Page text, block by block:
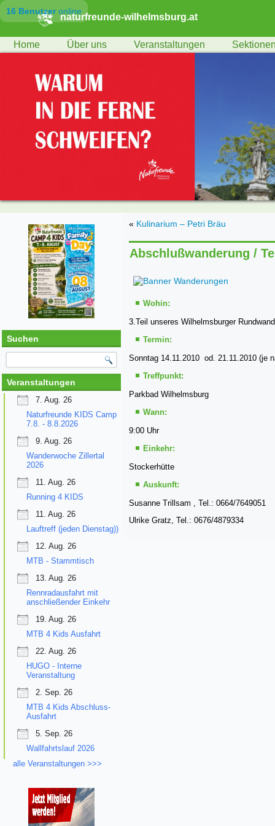
16 Benutzeronline
naturfreunde-wilhelmsburg.at
Home Über uns Veranstaltungen
Suchen
Veranstaltungen
7. Aug. 26
Naturfreunde KIDS Camp
7.8. - 8.8.2026
9. Aug. 26
Wanderwoche Zillertal
2026
11. Aug. 26
Running 4 KIDS
11. Aug. 26
Lauftreff (jeden Dienstag))
12. Aug. 26
MTB - Stammtisch
13. Aug. 26
Rennradausfahrt mit
anschließender Einkehr
19. Aug. 26
MTB 4 Kids Ausfahrt
22. Aug. 26
HUGO - Interne
Veranstaltung
2. Sep. 26
MTB 4 Kids Abschluss-
Ausfahrt
5. Sep. 26
Wallfahrtslauf 2026
alle Veranstaltungen >>>
« Kulinarium – Petri Bräu
Abschlußwanderung /
Wohin:
3.Teil unseres Wilhelmsburger
Termin:
Sonntag 14.11.2010 od. 21.11.2010 (je
Treffpunkt:
Parkbad Wilhelmsburg
Wann:
9:00 Uhr
Einkehr:
Stockerhütte
Auskunft:
Susanne Trillsam , Tel.: 0664/7649051
Ul rike Gratz, Tel.: 0676/4879334